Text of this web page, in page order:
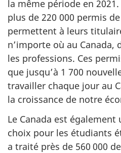
la même période en
plus de 220 000 permis
permettent à leurs
n’importe où au Canada,
les professions. Ces
que jusqu’à 1 700
travailler chaque jour au
la croissance de notre
Le Canada est
choix pour les étudiants
a traité près de 560 000